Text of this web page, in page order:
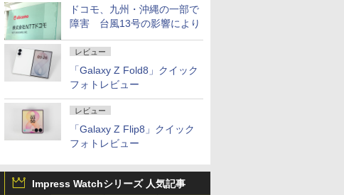
ドコモ、九州・沖縄の一部で
障害 台風13号の影響により
レビュー
「Galaxy Z Fold8」クイック
フォトレビュー
レビュー
「Galaxy Z Flip8」クイック
フォトレビュー
Impress Watchシリーズ 人気記事